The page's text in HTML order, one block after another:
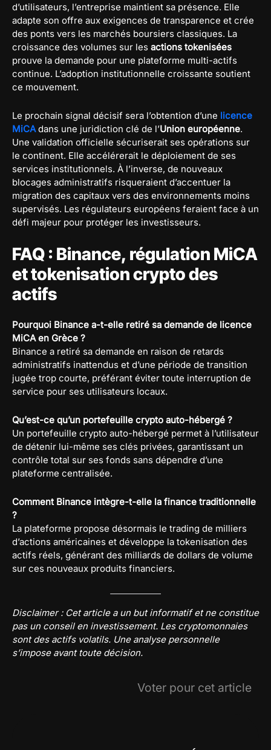
d’utilisateurs, l’entreprise maintient sa présence. Elle
adapte son offre aux exigences de transparence et crée
des ponts vers les marchés boursiers classiques. La
croissance des volumes sur les actions tokenisées
prouve la demande pour une plateforme multi-actifs
continue. L’adoption institutionnelle croissante soutient
ce mouvement.
Le prochain signal décisif sera l’obtention d’une licence
MiCAdans une juridiction clé de l’Union européenne.
Une validation officielle sécuriserait ses opérations sur
le continent. Elle accélérerait le déploiement de ses
services institutionnels. À l’inverse, de nouveaux
blocages administratifs risqueraient d’accentuer la
migration des capitaux vers des environnements moins
supervisés. Les régulateurs européens feraient face à un
défi majeur pour protéger les investisseurs.
FAQ : Binance, régulation MiCA
et tokenisation crypto des
actifs
Pourquoi Binance a-t-elle retiré sa demande de licence
MiCA en Grèce ?
Binance a retiré sa demande en raison de retards
administratifs inattendus et d’une période de transition
jugée trop courte, préférant éviter toute interruption de
service pour ses utilisateurs locaux.
Qu’est-ce qu’un portefeuille crypto auto-hébergé ?
Un portefeuille crypto auto-hébergé permet à l’utilisateur
de détenir lui-même ses clés privées, garantissant un
contrôle total sur ses fonds sans dépendre d’une
plateforme centralisée.
Comment Binance intègre-t-elle la finance traditionnelle
?
La plateforme propose désormais le trading de milliers
d’actions américaines et développe la tokenisation des
actifs réels, générant des milliards de dollars de volume
sur ces nouveaux produits financiers.
Disclaimer : Cet article a un but informatif et ne constitue
pas un conseil en investissement. Les cryptomonnaies
sont des actifs volatils. Une analyse personnelle
s’impose avant toute décision.
Voter pour cet article